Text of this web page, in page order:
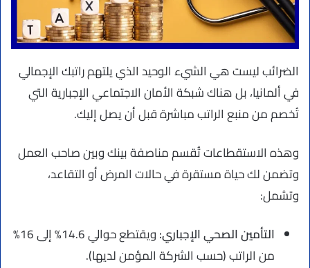
الضرائب ليست هي الشيء الوحيد الذي يلتهم راتبك الإجمالي
في ألمانيا، بل هناك شبكة الأمان الاجتماعي الإجبارية التي
تُخصم من منبع الراتب مباشرة قبل أن يصل إليك.
وهذه الاستقطاعات تُقسم مناصفة بينك وبين صاحب العمل
وتضمن لك حياة مستقرة في حالات المرض أو التقاعد،
وتشمل:
التأمين الصحي الإجباري:
ويقتطع حوالي 14.6% إلى 16%
من الراتب (حسب الشركة المؤمن لديها).